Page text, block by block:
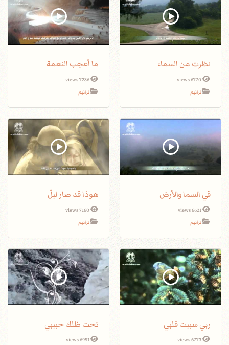
نظرت من السماء
6770 views
ترانيم
ما أعجب النعمة
7236 views
ترانيم
في السما والأرض
6621 views
ترانيم
هوذا قد صار ليلٌ
7160 views
ترانيم
ربي سبيت قلبي
6773 views
تحت ظلك حبيبي
6951 views